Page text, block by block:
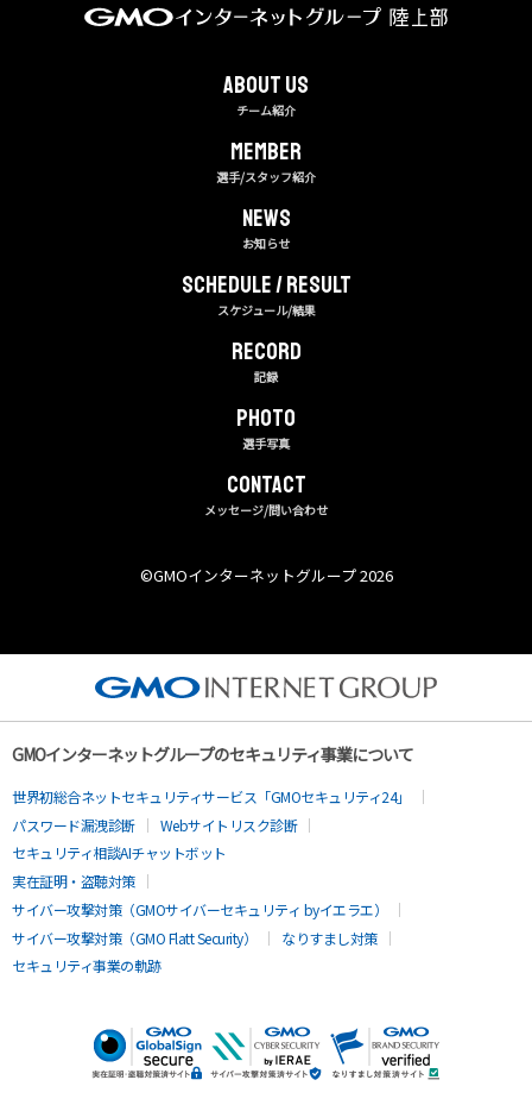
About us
チーム紹介
MEMBER
選手/スタッフ紹介
NEWS
お知らせ
Schedule / Result
スケジュール/結果
RECORD
記録
PHOTO
選手写真
CONTACT
メッセージ/問い合わせ
©︎GMOインターネットグループ 2026
GMOインターネットグループのセキュリティ事業について
世界初総合ネットセキュリティサービス「GMOセキュリティ24」
パスワード漏洩診断
Webサイトリスク診断
セキュリティ相談AIチャットボット
実在証明・盗聴対策
サイバー攻撃対策（GMOサイバーセキュリティ byイエラエ）
サイバー攻撃対策（GMO Flatt Security）
なりすまし対策
セキュリティ事業の軌跡